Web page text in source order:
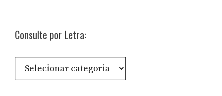
Consulte por Letra:
Consulte